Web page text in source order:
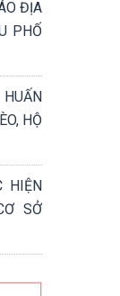
ĐỊA
PHỐ
HIỆN
SỞ